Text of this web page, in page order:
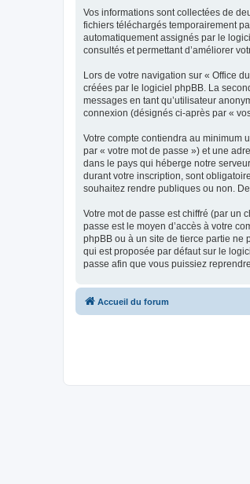
Vos informations sont collectées de
fichiers téléchargés temporairement
automatiquement assignés par le
consultés et permettant d’améliorer
Lors de votre navigation sur « Office
créées par le logiciel phpBB. La
messages en tant qu’utilisateur
connexion (désignés ci-après par «
Votre compte contiendra au minimum
par « votre mot de passe ») et une
dans le pays qui héberge notre
durant votre inscription, sont
souhaitez rendre publiques ou non.
Votre mot de passe est chiffré (par un
passe est le moyen d’accès à votre
phpBB ou à un site de tierce partie ne
qui est proposée par défaut sur le
passe afin que vous puissiez
Accueil du forum